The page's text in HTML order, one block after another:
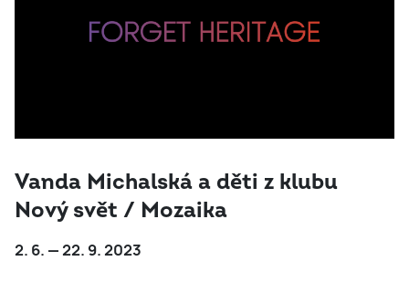
Vanda Michalská a děti z klubu
Nový svět / Mozaika
2. 6. — 22. 9. 2023